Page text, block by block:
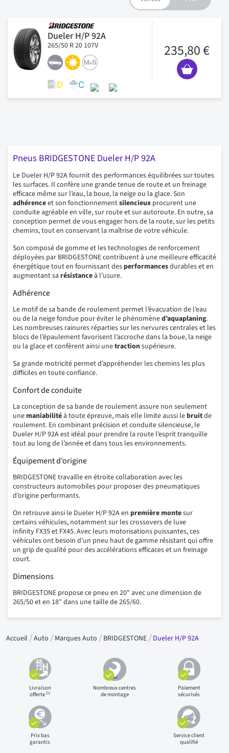
Dueler H/P 92A
265/50 R 20 107V 235,80 €
Pneus BRIDGESTONE Dueler H/P 92A
Le Dueler H/P 92A fournit des performances équilibrées sur toutes
les surfaces. Il confère une grande tenue de route et un freinage
efficace même sur l’eau, la boue, la neige ou la glace. Son
adhérenceet son fonctionnementsilencieux procurent une
conduite agréable en ville, sur route et sur autoroute. En outre, sa
conception permet de vous engager hors de la route, sur les petits
chemins, tout en conservant la maîtrise de votre véhicule.
Son composé de gomme et les technologies de renforcement
déployées par BRIDGESTONE contribuent à une meilleure efficacité
énergétique tout en fournissant des performancesdurables et en
augmentant sa résistanceà l’usure.
Adhérence
Le motif de sa bande de roulement permet l’évacuation de l’eau
ou de la neige fondue pour éviter le phénomèned’aquaplaning.
Les nombreuses rainures réparties sur les nervures centrales et les
blocs de l’épaulement favorisent l’accroche dans la boue, la neige
ou la glace et confèrent ainsi unetractionsupérieure.
Sa grande motricité permet d’appréhender les chemins les plus
difficiles en toute confiance.
Confort de conduite
La conception de sa bande de roulement assure non seulement
une maniabilitéà toute épreuve, mais elle limite aussi le bruitde
roulement. En combinant précision et conduite silencieuse, le
Dueler H/P 92A est idéal pour prendre la route l’esprit tranquille
tout au long de l’année et dans tous les environnements.
Équipement d’origine
BRIDGESTONE travaille en étroite collaboration avec les
constructeurs automobiles pour proposer des pneumatiques
d’origine performants.
On retrouve ainsi le Dueler H/P 92A en première montesur
certains véhicules, notamment sur les crossovers de luxe
Infinity FX35 et FX45. Avec leurs motorisations puissantes, ces
véhicules ont besoin d’un pneu haut de gamme résistant qui offre
un grip de qualité pour des accélérations efficaces et un freinage
court.
Dimensions
BRIDGESTONE propose ce pneu en 20" avec une dimension de
265/50 et en 18" dans une taille de 265/60.
Accueil Auto Marques Auto BRIDGESTONE Dueler H/P 92A
Livraison
offerte(1)
Nombreux centres
de montage
Paiement
sécurisés
Prix bas
garantis
Service client
qualifié